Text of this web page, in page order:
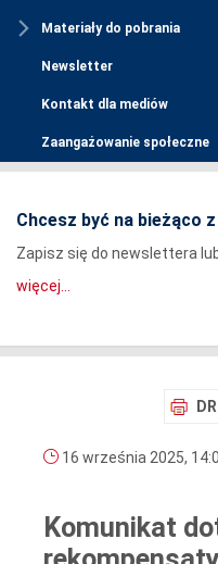
Materiały do pobrania
Newsletter
Kontakt dla mediów
Zaangażowanie społeczne
Chcesz być na bieżąco
Zapisz się do newslettera
więcej...
16 września 2025,
Komunikat